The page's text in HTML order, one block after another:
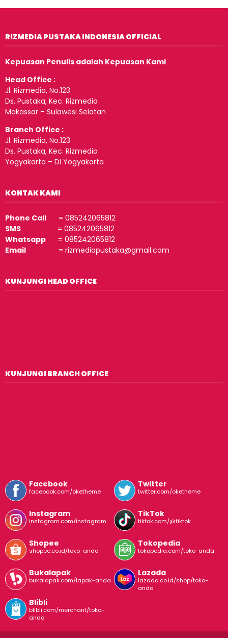
RIZMEDIA PUSTAKA INDONESIA OFFICIAL
Kepuasan Penulis adalah Kepuasan Kami
Head Office :
Jl. Rizmedia, No.123
Ds. Pustaka, Kec. Rizmedia
Makassar – Sulawesi Selatan
Branch Office :
Jl. Rizmedia, No.123
Ds. Pustaka, Kec. Rizmedia
Yogyakarta – DI Yogyakarta
KONTAK KAMI
Phone Call = 085242065812
SMS = 085242065812
Whatsapp = 085242065812
Email = rizmediapustaka@gmail.com
KUNJUNGI HEAD OFFICE
KUNJUNGI BRANCH OFFICE
Facebook
facebook.com/oketheme
Twitter
twitter.com/oketheme
Instagram
instagram.com/instagram
TikTok
tiktok.com/@tiktok
Shopee
shopee.co.id/toko-anda
Tokopedia
tokopedia.com/toko-anda
Bukalapak
bukalapak.com/lapak-anda
Lazada
lazada.co.id/shop/toko-
anda
Blibli
blibli.com/merchant/toko-
anda